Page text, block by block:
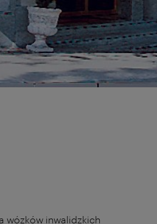
wózków inwalidzkich